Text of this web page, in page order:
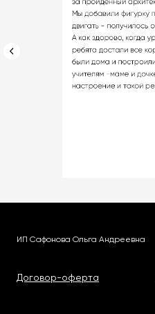
ИП Сафонова Ольга Андреевна
Договор-оферта